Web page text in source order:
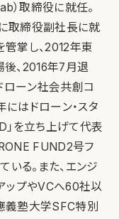
）取締役に就任。
取締役副社長に就
掌し、2012年東
、2016年7月退
ローン社会共創コ
はドローン・スタ
」を立ち上げて代表
FUND2号フ
いる。また、エンジ
ップやVCへ60社以
義塾大学SFC特別